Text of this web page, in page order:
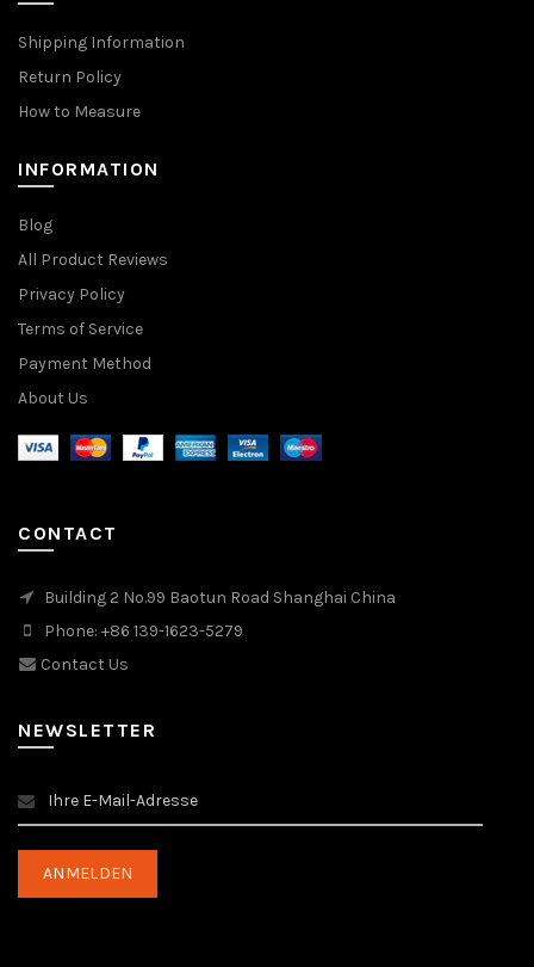
Shipping Information
Return Policy
How to Measure
INFORMATION
Blog
All Product Reviews
Privacy Policy
Terms of Service
Payment Method
About Us
CONTACT
Building 2 No.99 Baotun Road Shanghai China
Phone: +86 139-1623-5279
Contact Us
NEWSLETTER